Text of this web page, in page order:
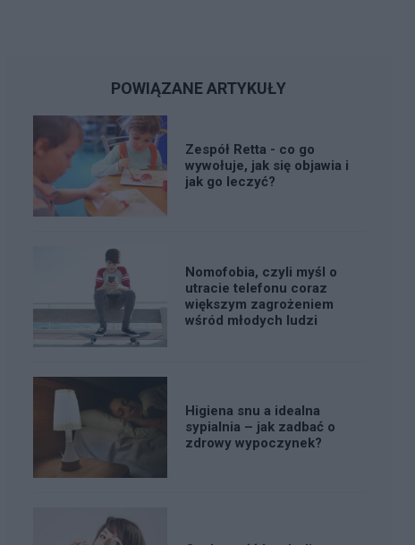
POWIĄZANE ARTYKUŁY
Zespół Retta - co go
wywołuje, jak się objawia i
jak go leczyć?
Nomofobia, czyli myśl o
utracie telefonu coraz
większym zagrożeniem
wśród młodych ludzi
Higiena snu a idealna
sypialnia – jak zadbać o
zdrowy wypoczynek?